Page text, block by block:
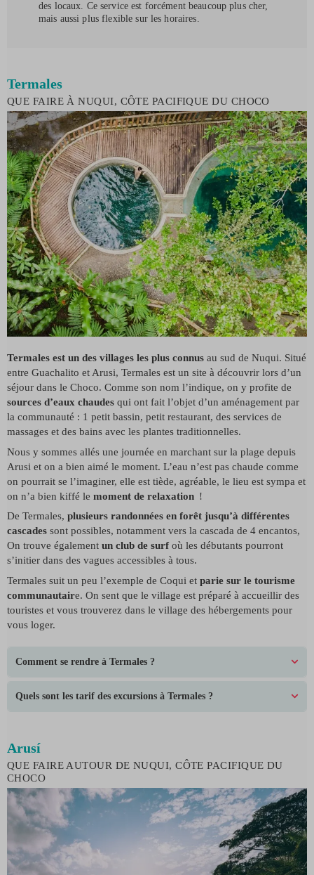
des locaux. Ce service est forcément beaucoup plus cher,
mais aussi plus flexible sur les horaires.
Termales
QUE FAIRE À NUQUI, CÔTE PACIFIQUE DU CHOCO
Termales est un des villages les plus connus au sud de Nuqui. Situé
entre Guachalito et Arusi, Termales est un site à découvrir lors d’un
séjour dans le Choco. Comme son nom l’indique, on y profite de
sources d’eaux chaudes qui ont fait l’objet d’un aménagement par
la communauté : 1 petit bassin, petit restaurant, des services de
massages et des bains avec les plantes traditionnelles.
Nous y sommes allés une journée en marchant sur la plage depuis
Arusi et on a bien aimé le moment. L’eau n’est pas chaude comme
on pourrait se l’imaginer, elle est tiède, agréable, le lieu est sympa et
on n’a bien kiffé le moment de relaxation !
De Termales, plusieurs randonnées en forêt jusqu’à différentes
cascades sont possibles, notamment vers la cascada de 4 encantos,
On trouve également un club de surf où les débutants pourront
s’initier dans des vagues accessibles à tous.
Termales suit un peu l’exemple de Coqui et parie sur le tourisme
communautaire. On sent que le village est préparé à accueillir des
touristes et vous trouverez dans le village des hébergements pour
vous loger.
Comment se rendre à Termales ?
Quels sont les tarif des excursions à Termales ?
Arusí
QUE FAIRE AUTOUR DE NUQUI, CÔTE PACIFIQUE DU
CHOCO